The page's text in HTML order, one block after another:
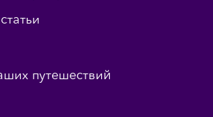
путешествий